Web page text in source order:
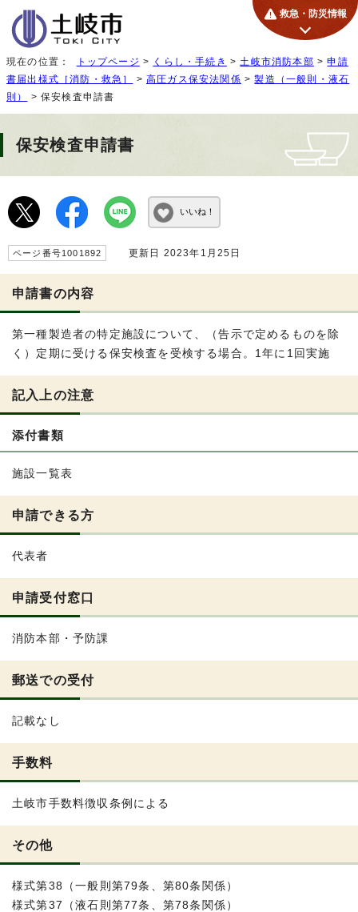
救急・防災情報
現在の位置： トップページ > くらし・手続き >土岐市消防本部 >申請
書届出様式［消防・救急］
>高圧ガス保安法関係 >製造（一般則・液石
則）
> 保安検査申請書
保安検査申請書
いいね！
ページ番号1001892 更新日 2023年1月25日
申請書の内容
第一種製造者の特定施設について、（告示で定めるものを除
く）定期に受ける保安検査を受検する場合。1年に1回実施
記入上の注意
添付書類
施設一覧表
申請できる方
代表者
申請受付窓口
消防本部・予防課
郵送での受付
記載なし
手数料
土岐市手数料徴収条例による
その他
様式第38（一般則第79条、第80条関係）
様式第37（液石則第77条、第78条関係）